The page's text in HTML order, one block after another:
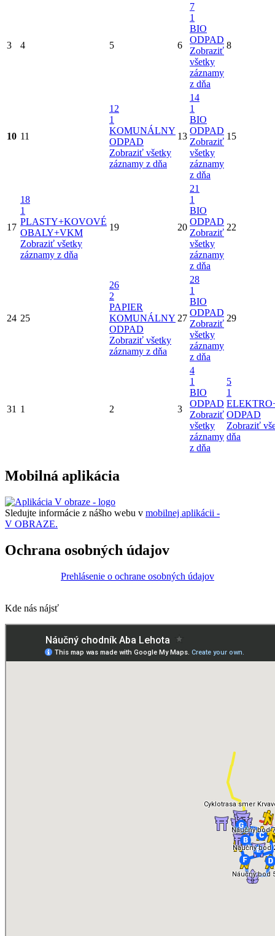
3 4 5 6
7
1
BIO
ODPAD
Zobraziť
všetky
záznamy
z dňa
8
10 11
12
1
KOMUNÁLNY
ODPAD
Zobraziť všetky
záznamy z dňa
13
14
1
BIO
ODPAD
Zobraziť
všetky
záznamy
z dňa
15
17
18
1
PLASTY+KOVOVÉ
OBALY+VKM
Zobraziť všetky
záznamy z dňa
19 20
21
1
BIO
ODPAD
Zobraziť
všetky
záznamy
z dňa
22
24 25
26
2
PAPIER
KOMUNÁLNY
ODPAD
Zobraziť všetky
záznamy z dňa
27
28
1
BIO
ODPAD
Zobraziť
všetky
záznamy
z dňa
29
31 1 2 3
4
1
BIO
ODPAD
Zobraziť
všetky
záznamy
z dňa
5
1
ODPAD
Zobraziť
dňa
Mobilná aplikácia
Sledujte informácie z nášho webu v mobilnej aplikácii -
V OBRAZE.
Ochrana osobných údajov
Prehlásenie o ochrane osobných údajov
Kde nás nájsť